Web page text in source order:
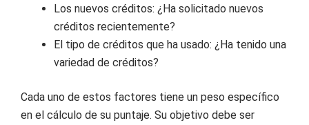
Los nuevos créditos: ¿Ha solicitado nuevos
créditos recientemente?
El tipo de créditos que ha usado: ¿Ha tenido una
variedad de créditos?
Cada uno de estos factores tiene un peso específico
en el cálculo de su puntaje. Su objetivo debe ser